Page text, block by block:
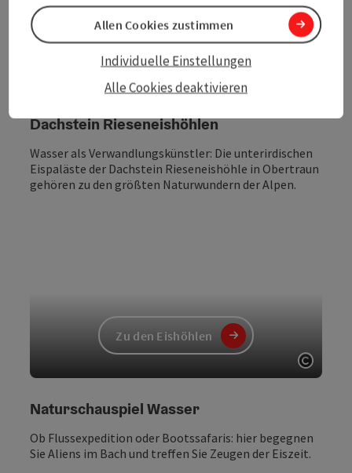
Zur Donauschlinge
Dachstein Rieseneishöhlen
Wasser als Verwandlungskünstler: Die unterirdischen
Eispaläste der Dachstein Rieseneishöhle in Obertraun
gehören zu den größten Naturwundern der Alpen.
Zu den Eishöhlen
Naturschauspiel Wasser
Ob Flussexpedition oder Bootssafaris: hier begegnen
Sie Aliens im Bach und treffen Sie Zeugen der Eiszeit.
Alle Cookies deaktivieren
Individuelle Einstellungen
Allen Cookies zustimmen